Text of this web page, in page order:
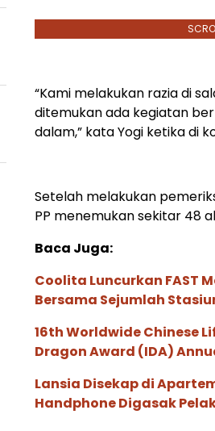
“Kami melakukan razia di
ditemukan ada kegiatan
dalam,” kata Yogi ketika di
Setelah melakukan
PP menemukan sekitar 48
Baca Juga:
Coolita Luncurkan FAST
Bersama Sejumlah
16th Worldwide Chinese
Dragon Award (IDA)
Lansia Disekap di
Handphone Digasak